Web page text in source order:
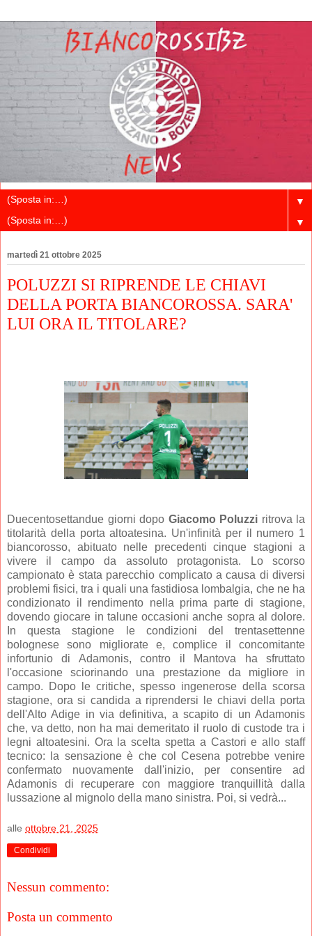
▼
▼
martedì 21 ottobre 2025
POLUZZI SI RIPRENDE LE CHIAVI
DELLA PORTA BIANCOROSSA. SARA'
LUI ORA IL TITOLARE?
Duecentosettandue giorni dopo Giacomo Poluzzi ritrova la
titolarità della porta altoatesina. Un'infinità per il numero 1
biancorosso, abituato nelle precedenti cinque stagioni a
vivere il campo da assoluto protagonista. Lo scorso
campionato è stata parecchio complicato a causa di diversi
problemi fisici, tra i quali una fastidiosa lombalgia, che ne ha
condizionato il rendimento nella prima parte di stagione,
dovendo giocare in talune occasioni anche sopra al dolore.
In questa stagione le condizioni del trentasettenne
bolognese sono migliorate e, complice il concomitante
infortunio di Adamonis, contro il Mantova ha sfruttato
l'occasione sciorinando una prestazione da migliore in
campo. Dopo le critiche, spesso ingenerose della scorsa
stagione, ora si candida a riprendersi le chiavi della porta
dell'Alto Adige in via definitiva, a scapito di un Adamonis
che, va detto, non ha mai demeritato il ruolo di custode tra i
legni altoatesini. Ora la scelta spetta a Castori e allo staff
tecnico: la sensazione è che col Cesena potrebbe venire
confermato nuovamente dall'inizio, per consentire ad
Adamonis di recuperare con maggiore tranquillità dalla
lussazione al mignolo della mano sinistra. Poi, si vedrà...
alle ottobre 21, 2025
Condividi
Nessun commento:
Posta un commento